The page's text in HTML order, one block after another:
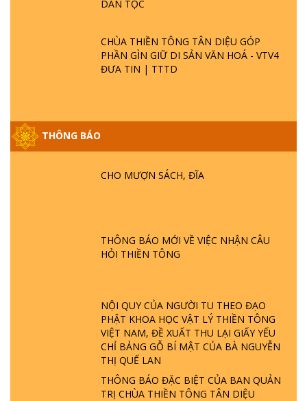
DÂN TỘC
CHÙA THIỀN TÔNG TÂN DIỆU GÓP
PHẦN GÌN GIỮ DI SẢN VĂN HOÁ - VTV4
ĐƯA TIN | TTTD
THÔNG BÁO
CHO MƯỢN SÁCH, ĐĨA
THÔNG BÁO MỚI VỀ VIỆC NHẬN CÂU
HỎI THIỀN TÔNG
NỘI QUY CỦA NGƯỜI TU THEO ĐẠO
PHẬT KHOA HỌC VẬT LÝ THIỀN TÔNG
VIỆT NAM, ĐỀ XUẤT THU LẠI GIẤY YẾU
CHỈ BẢNG GỖ BÍ MẬT CỦA BÀ NGUYỄN
THỊ QUẾ LAN
THÔNG BÁO ĐẶC BIỆT CỦA BAN QUẢN
TRỊ CHÙA THIỀN TÔNG TÂN DIỆU
GIẢI ĐÁP ĐẶC BIỆT P25 - SUỐT 49 NĂM
PHẬT KHÔNG NÓI? HỘI LONG HOA LÀ
HỘI GÌ? TỬ VÌ ĐẠO
ĐƯỢC HÌNH THÀNH NHƯ THẾ NÀO?
PHẬT GIỚI CÓ THỜI GIAN KHÔNG? |
TTTD
ĐÂU? ĐỊA NGỤC Ở ĐÂU? ĐỨC CHÚA TRỜI
LÀ AI? QUỶ SA TĂNG? | TTTD
GIẢI ĐÁP THIỀN TÔNG ĐẶC BIỆT P22 - TẠI
SAO TRÁI ĐẤT NHIỀU THIÊN TAI - LŨ LỤT
- HỎA HOẠN | TTTD